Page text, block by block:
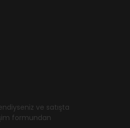
ve satışta
formundan